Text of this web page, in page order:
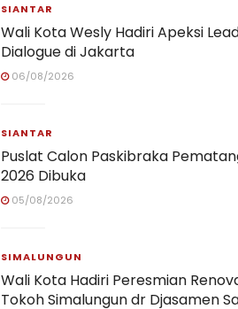
SIANTAR
Wali Kota Wesly Hadiri Apeksi
Dialogue di Jakarta
06/08/2026
SIANTAR
Puslat Calon Paskibraka
2026 Dibuka
05/08/2026
SIMALUNGUN
Wali Kota Hadiri Peresmian
Tokoh Simalungun dr Djasamen